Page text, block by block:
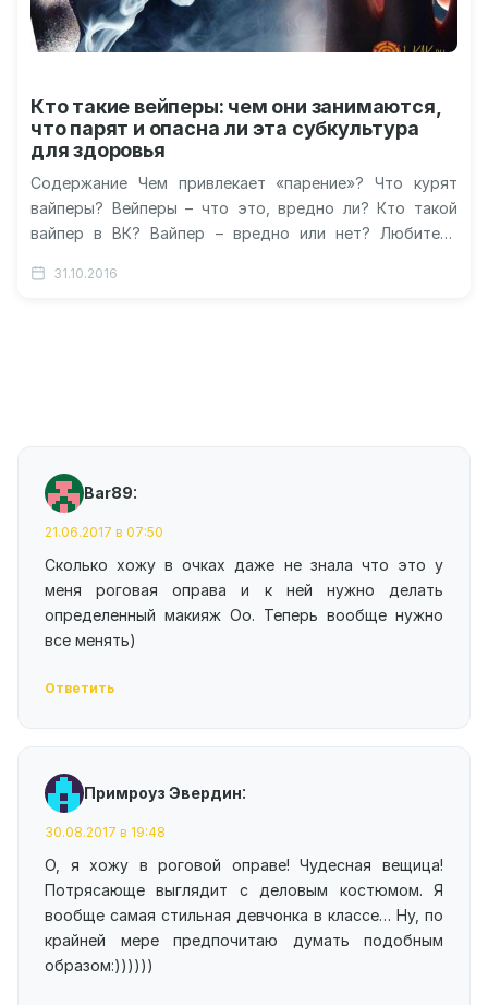
Кто такие вейперы: чем они занимаются,
что парят и опасна ли эта субкультура
для здоровья
Содержание Чем привлекает «парение»? Что курят
вайперы? Вейперы – что это, вредно ли? Кто такой
вайпер в ВК? Вайпер – вредно или нет? Любители
31.10.2016
Bar89:
21.06.2017 в 07:50
Сколько хожу в очках даже не знала что это у
меня роговая оправа и к ней нужно делать
определенный макияж Оо. Теперь вообще нужно
все менять)
Ответить
Примроуз Эвердин:
30.08.2017 в 19:48
О, я хожу в роговой оправе! Чудесная вещица!
Потрясающе выглядит с деловым костюмом. Я
вообще самая стильная девчонка в классе… Ну, по
крайней мере предпочитаю думать подобным
образом:))))))